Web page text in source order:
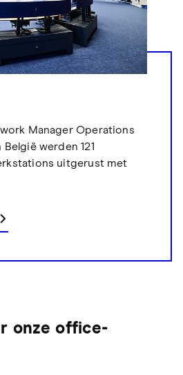
Manager Operations
werden 121
uitgerust met
onze office-